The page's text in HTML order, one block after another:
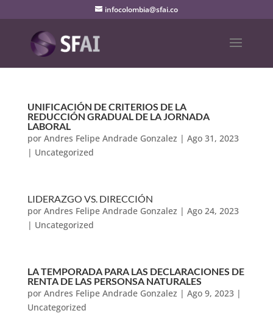
infocolombia@sfai.co
UNIFICACIÓN DE CRITERIOS DE LA
REDUCCIÓN GRADUAL DE LA JORNADA
LABORAL
por Andres Felipe Andrade Gonzalez | Ago 31, 2023
| Uncategorized
LIDERAZGO VS. DIRECCIÓN
por Andres Felipe Andrade Gonzalez | Ago 24, 2023
| Uncategorized
LA TEMPORADA PARA LAS DECLARACIONES DE
RENTA DE LAS PERSONSA NATURALES
por Andres Felipe Andrade Gonzalez | Ago 9, 2023|
Uncategorized